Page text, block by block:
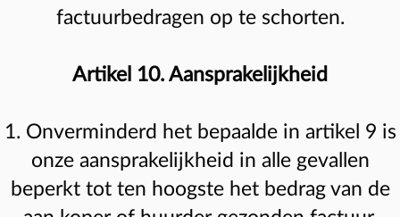
factuurbedragen op te schorten.
Artikel 10. Aansprakelijkheid
1. Onverminderd het bepaalde in artikel 9 is
onze aansprakelijkheid in alle gevallen
beperkt tot ten hoogste het bedrag van de